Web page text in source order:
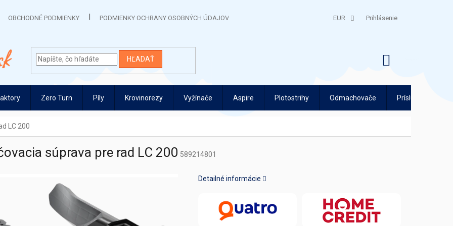
OBCHODNÉ PODMIENKY PODMIENKY OCHRANY OSOBNÝCH ÚDAJOV EUR Prihlásenie
HĽADAŤ
Zero Turn Píly Krovinorezy Vyžínače Aspire Plotostrihy Odmachovače Príslušenstvo
LC 200
súprava pre rad LC 200 589214801
Detailné informácie